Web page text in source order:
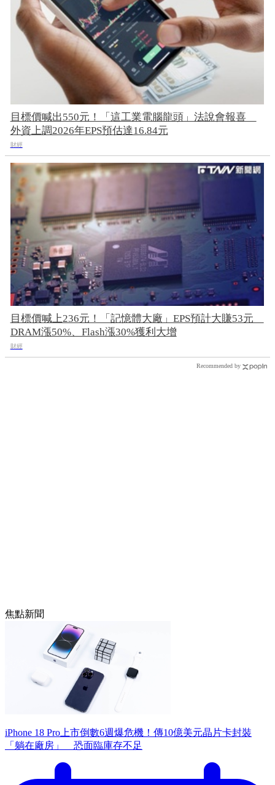
目標價喊出550元！「這工業電腦龍頭」法說會報喜
外資上調2026年EPS預估達16.84元
財經
目標價喊上236元！「記憶體大廠」EPS預計大賺53元
DRAM漲50%、Flash漲30%獲利大增
財經
Recommended by
焦點新聞
iPhone 18 Pro上市倒數6週爆危機！傳10億美元晶片卡封裝
「躺在廠房」 恐面臨庫存不足